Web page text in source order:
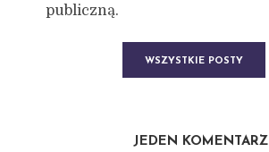
publiczną.
WSZYSTKIE POSTY
JEDEN KOMENTARZ